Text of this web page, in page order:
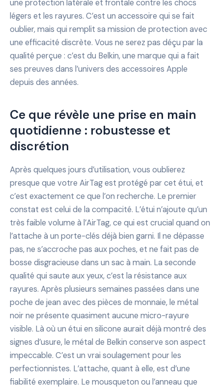
une protection latérale et frontale contre les chocs
légers et les rayures. C’est un accessoire qui se fait
oublier, mais qui remplit sa mission de protection avec
une efficacité discrète. Vous ne serez pas déçu par la
qualité perçue : c’est du Belkin, une marque qui a fait
ses preuves dans l’univers des accessoires Apple
depuis des années.
Ce que révèle une prise en main
quotidienne : robustesse et
discrétion
Après quelques jours d’utilisation, vous oublierez
presque que votre AirTag est protégé par cet étui, et
c’est exactement ce que l’on recherche. Le premier
constat est celui de la compacité. L’étui n’ajoute qu’un
très faible volume à l’AirTag, ce qui est crucial quand on
l’attache à un porte-clés déjà bien garni. Il ne dépasse
pas, ne s’accroche pas aux poches, et ne fait pas de
bosse disgracieuse dans un sac à main. La seconde
qualité qui saute aux yeux, c’est la résistance aux
rayures. Après plusieurs semaines passées dans une
poche de jean avec des pièces de monnaie, le métal
noir ne présente quasiment aucune micro-rayure
visible. Là où un étui en silicone aurait déjà montré des
signes d’usure, le métal de Belkin conserve son aspect
impeccable. C’est un vrai soulagement pour les
perfectionnistes. L’attache, quant à elle, est d’une
fiabilité exemplaire. Le mousqueton ou l’anneau que